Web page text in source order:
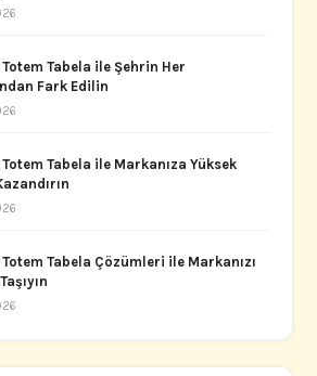
Tabela ile Şehrin Her
Fark Edilin
Tabela ile Markanıza Yüksek
Tabela Çözümleri ile Markanızı